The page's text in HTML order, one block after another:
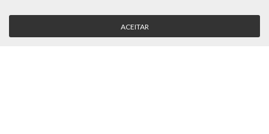
Empresa
Visão, Missão e Valores
Login
Recuperar Password
ACEITAR